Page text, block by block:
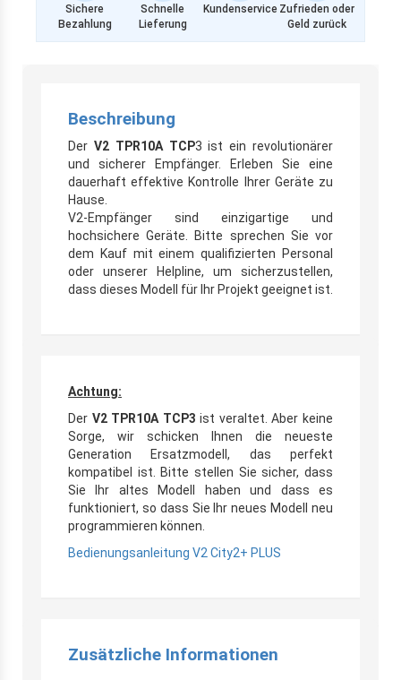
Sichere
Bezahlung
Schnelle
Lieferung
Kundenservice Zufrieden oder
Geld zurück
Beschreibung
Der V2 TPR10A TCP3 ist ein revolutionärer
und sicherer Empfänger. Erleben Sie eine
dauerhaft effektive Kontrolle Ihrer Geräte zu
Hause.
V2-Empfänger sind einzigartige und
hochsichere Geräte. Bitte sprechen Sie vor
dem Kauf mit einem qualifizierten Personal
oder unserer Helpline, um sicherzustellen,
dass dieses Modell für Ihr Projekt geeignet ist.
Achtung:
Der V2 TPR10A TCP3 ist veraltet. Aber keine
Sorge, wir schicken Ihnen die neueste
Generation Ersatzmodell, das perfekt
kompatibel ist. Bitte stellen Sie sicher, dass
Sie Ihr altes Modell haben und dass es
funktioniert, so dass Sie Ihr neues Modell neu
programmieren können.
Bedienungsanleitung V2 City2+ PLUS
Zusätzliche Informationen